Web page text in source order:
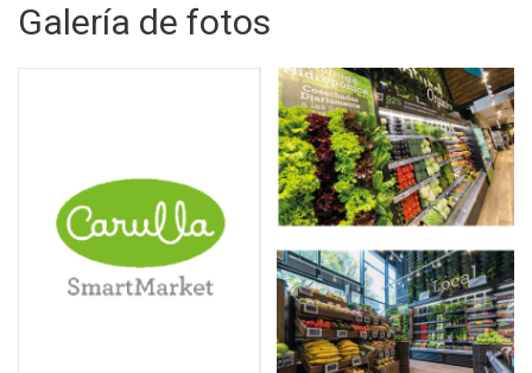
Galería de fotos